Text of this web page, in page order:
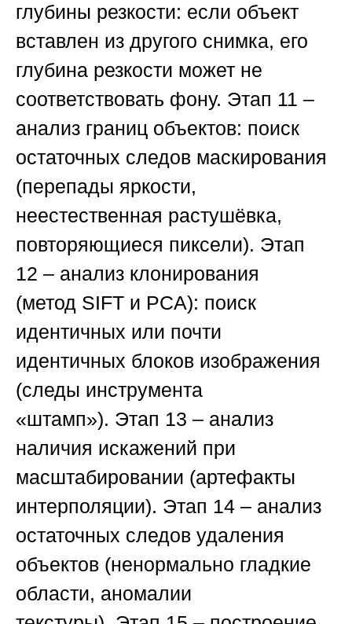
глубины резкости: если объект
вставлен из другого снимка, его
глубина резкости может не
соответствовать фону. Этап 11 –
анализ границ объектов: поиск
остаточных следов маскирования
(перепады яркости,
неестественная растушёвка,
повторяющиеся пиксели). Этап
12 – анализ клонирования
(метод SIFT и PCA): поиск
идентичных или почти
идентичных блоков изображения
(следы инструмента
«штамп»). Этап 13 – анализ
наличия искажений при
масштабировании (артефакты
интерполяции). Этап 14 – анализ
остаточных следов удаления
объектов (ненормально гладкие
области, аномалии